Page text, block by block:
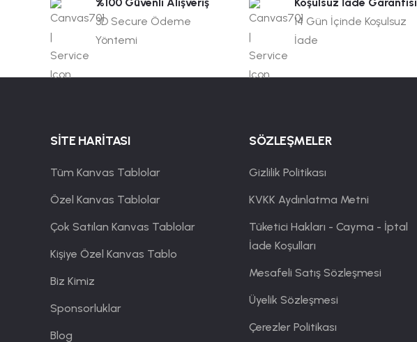
3D Secure Ödeme
Yöntemi
14 Gün İçinde Koşulsuz
İade
SİTE HARİTASI
Tüm Kanvas Tablolar
Özel Kanvas Tablolar
Çok Satılan Kanvas Tablolar
Kişiye Özel Kanvas Tablo
Biz Kimiz
Sponsorluklar
Blog
SÖZLEŞMELER
Gizlilik Politikası
KVKK Aydınlatma Metni
Tüketici Hakları - Cayma - İptal
İade Koşulları
Mesafeli Satış Sözleşmesi
Üyelik Sözleşmesi
Çerezler Politikası